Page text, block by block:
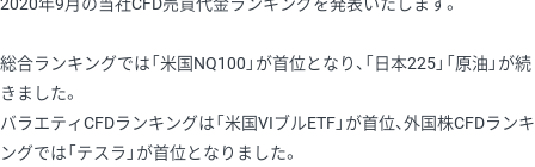
総合ランキングでは「米国NQ100」が首位となり、「日本225」「原油」が続
きました。
バラエティCFDランキングは「米国VIブルETF」が首位、外国株CFDランキ
ングでは「テスラ」が首位となりました。